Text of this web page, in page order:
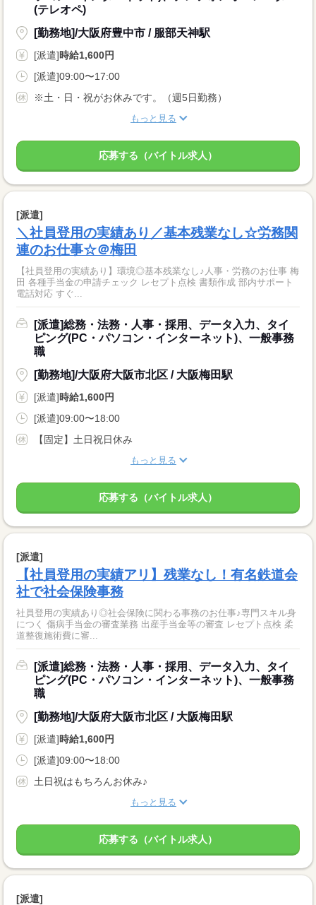
(テレオペ)
[勤務地]/大阪府豊中市 / 服部天神駅
[派遣]時給1,600円
[派遣]09:00〜17:00
※土・日・祝がお休みです。（週5日勤務）
もっと見る
応募する（バイトル求人）
[派遣]
＼社員登用の実績あり／基本残業なし☆労務関
連のお仕事☆＠梅田
【社員登用の実績あり】環境◎基本残業なし♪人事・労務のお仕事 梅
田 各種手当金の申請チェック レセプト点検 書類作成 部内サポート
電話対応 すぐ...
[派遣]総務・法務・人事・採用、データ入力、タイ
ピング(PC・パソコン・インターネット)、一般事務
職
[勤務地]/大阪府大阪市北区 / 大阪梅田駅
[派遣]時給1,600円
[派遣]09:00〜18:00
【固定】土日祝日休み
もっと見る
応募する（バイトル求人）
[派遣]
【社員登用の実績アリ】残業なし！有名鉄道会
社で社会保険事務
社員登用の実績あり◎社会保険に関わる事務のお仕事♪専門スキル身
につく 傷病手当金の審査業務 出産手当金等の審査 レセプト点検 柔
道整復施術費に審...
[派遣]総務・法務・人事・採用、データ入力、タイ
ピング(PC・パソコン・インターネット)、一般事務
職
[勤務地]/大阪府大阪市北区 / 大阪梅田駅
[派遣]時給1,600円
[派遣]09:00〜18:00
土日祝はもちろんお休み♪
もっと見る
応募する（バイトル求人）
[派遣]